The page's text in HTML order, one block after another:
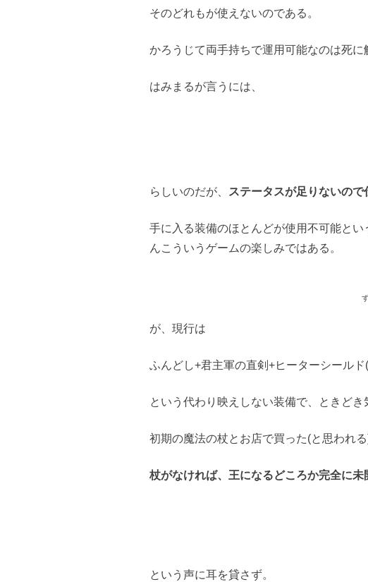
そのどれもが使えないのである。
かろうじて両手持ちで運用可能なのは死に
はみまるが言うには、
らしいのだが、 ステータスが足りないので
手に入る装備のほとんどが使用不可能と
んこういうゲームの楽しみではある。
が、現行は
ふんどし+君主軍の直剣+ヒーターシール
という代わり映えしない装備で、ときど
初期の魔法の杖とお店で買った(と思われ
杖がなければ、王になるどころか完全に未
という声に耳を貸さず。